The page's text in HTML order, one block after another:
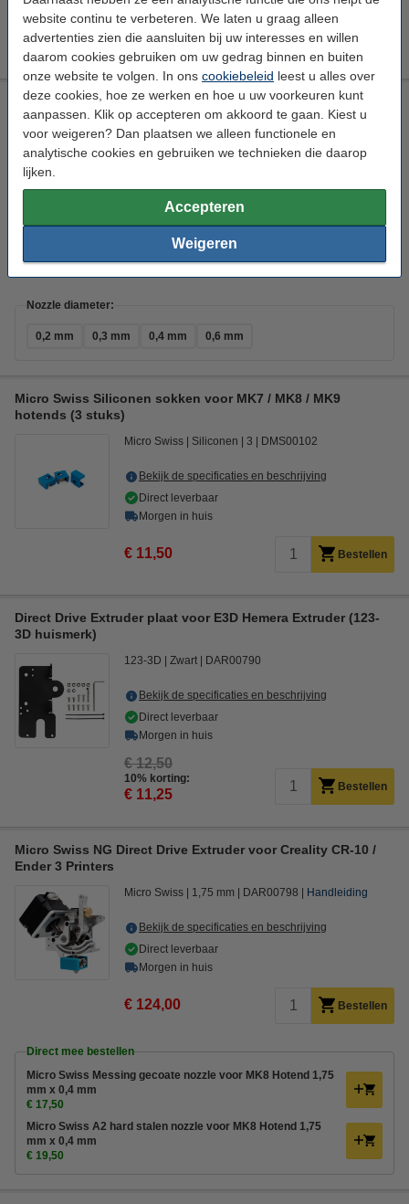
website continu te verbeteren. We laten u graag alleen
advertenties zien die aansluiten bij uw interesses en willen
daarom cookies gebruiken om uw gedrag binnen en buiten
onze website te volgen. In ons cookiebeleid leest u alles over
deze cookies, hoe ze werken en hoe u uw voorkeuren kunt
aanpassen. Klik op accepteren om akkoord te gaan. Kiest u
voor weigeren? Dan plaatsen we alleen functionele en
analytische cookies en gebruiken we technieken die daarop
lijken.
Accepteren
Weigeren
0,2 mm 0,3 mm 0,4 mm 0,6 mm
Micro Swiss Messing gecoate nozzle voor MK8 Hotend 1,75
mm x 0,6 mm
Micro Swiss
Direct leverbaar
Bestellen
Nozzle diameter:
0,2 mm 0,3 mm 0,4 mm 0,6 mm
Micro Swiss Siliconen sokken voor MK7 / MK8 / MK9
hotends (3 stuks)
Micro Swiss Siliconen 3 DMS00102
Bekijk de specificaties en beschrijving
Direct leverbaar
Morgen in huis
€ 11,50 Bestellen
Direct Drive Extruder plaat voor E3D Hemera Extruder (123-
3D huismerk)
123-3D Zwart DAR00790
Bekijk de specificaties en beschrijving
Direct leverbaar
Morgen in huis
€ 12,50
10% korting:
€ 11,25 Bestellen
Micro Swiss NG Direct Drive Extruder voor Creality CR-10 /
Ender 3 Printers
Micro Swiss 1,75 mm DAR00798 Handleiding
Bekijk de specificaties en beschrijving
Direct leverbaar
Morgen in huis
€ 124,00 Bestellen
Direct mee bestellen
Micro Swiss Messing gecoate nozzle voor MK8 Hotend 1,75
mm x 0,4 mm
€ 17,50
Micro Swiss A2 hard stalen nozzle voor MK8 Hotend 1,75
mm x 0,4 mm
€ 19,50